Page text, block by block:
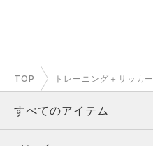
TOP トレーニング＋サッカー
すべてのアイテム